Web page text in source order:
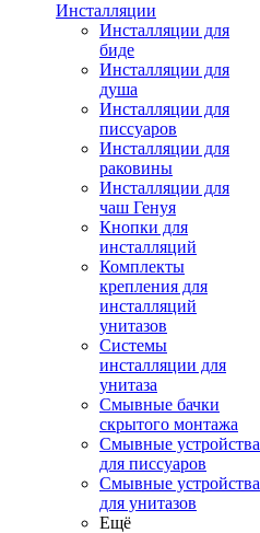
Инсталляции
Инсталляции для
биде
Инсталляции для
душа
Инсталляции для
писсуаров
Инсталляции для
раковины
Инсталляции для
чаш Генуя
Кнопки для
инсталляций
Комплекты
крепления для
инсталляций
унитазов
Системы
инсталляции для
унитаза
Смывные бачки
скрытого монтажа
Смывные устройства
для писсуаров
Смывные устройства
для унитазов
Ещё